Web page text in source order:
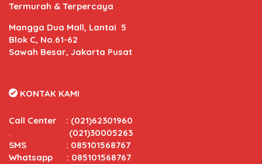
Termurah & Terpercaya
Mangga Dua Mall, Lantai 5
Blok C, No.61-62
Sawah Besar, Jakarta Pusat
KONTAK KAMI
Call Center : (021)62301960
. (021)30005263
SMS : 085101568767
Whatsapp : 085101568767